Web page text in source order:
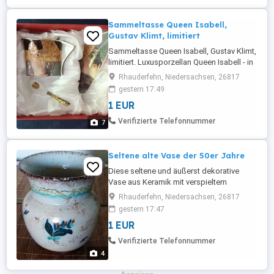
7
Sammeltasse Queen Isabell,
Gustav Klimt, limitiert
Sammeltasse Queen Isabell, Gustav Klimt,
limitiert. Luxusporzellan Queen Isabell - in
einwandfreiem Zustand: >Zeitlos &
Elegant >Höchste Qualität >Limitierte
Kollektion styled in England! Dieses
seltene, edle Sammlerstück bestehend
aus Tasse, Untertasse und Löffel, sollte
Rhauderfehn, Niedersachsen, 26817
gestern 17:49
1 EUR
Verifizierte Telefonnummer
4
Seltene alte Vase der 50er Jahre
Diese seltene und äußerst dekorative
Vase aus Keramik mit verspieltem
Blumendekor stammt aus der
Steingutfabrik Elsterwerda (DDR) und
befindet sich in sehr gutem Zustand, ohne
etwaige Beschädigungen. Aus
Platzgründen bieten wir diese kaum
Rhauderfehn, Niedersachsen, 26817
gestern 17:47
1 EUR
Verifizierte Telefonnummer